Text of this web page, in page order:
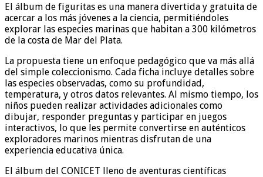
El álbum de figuritas es una manera divertida y gratuita de
acercar a los más jóvenes a la ciencia, permitiéndoles
explorar las especies marinas que habitan a 300 kilómetros
de la costa de Mar del Plata.
La propuesta tiene un enfoque pedagógico que va más allá
del simple coleccionismo. Cada ficha incluye detalles sobre
las especies observadas, como su profundidad,
temperatura, y otros datos relevantes. Al mismo tiempo, los
niños pueden realizar actividades adicionales como
dibujar, responder preguntas y participar en juegos
interactivos, lo que les permite convertirse en auténticos
exploradores marinos mientras disfrutan de una
experiencia educativa única.
El álbum del CONICET lleno de aventuras científicas